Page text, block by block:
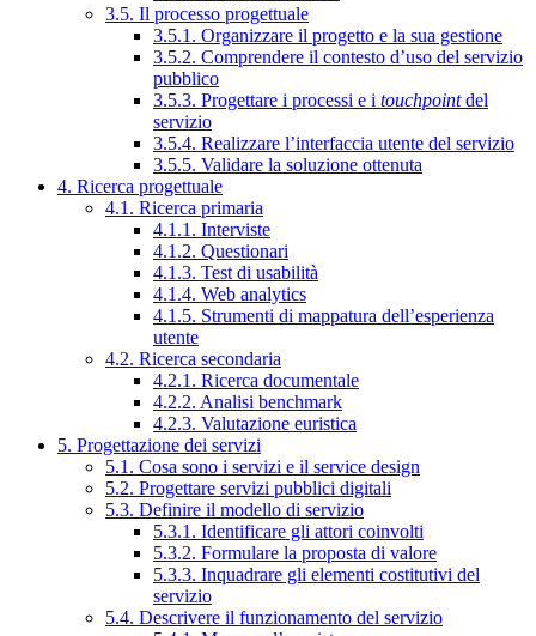
3.5. Il processo progettuale
3.5.1. Organizzare il progetto e la sua gestione
3.5.2. Comprendere il contesto d’uso del servizio
pubblico
3.5.3. Progettare i processi e i touchpointdel
servizio
3.5.4. Realizzare l’interfaccia utente del servizio
3.5.5. Validare la soluzione ottenuta
4. Ricerca progettuale
4.1. Ricerca primaria
4.1.1. Interviste
4.1.2. Questionari
4.1.3. Test di usabilità
4.1.4. Web analytics
4.1.5. Strumenti di mappatura dell’esperienza
utente
4.2. Ricerca secondaria
4.2.1. Ricerca documentale
4.2.2. Analisi benchmark
4.2.3. Valutazione euristica
5. Progettazione dei servizi
5.1. Cosa sono i servizi e il service design
5.2. Progettare servizi pubblici digitali
5.3. Definire il modello di servizio
5.3.1. Identificare gli attori coinvolti
5.3.2. Formulare la proposta di valore
5.3.3. Inquadrare gli elementi costitutivi del
servizio
5.4. Descrivere il funzionamento del servizio